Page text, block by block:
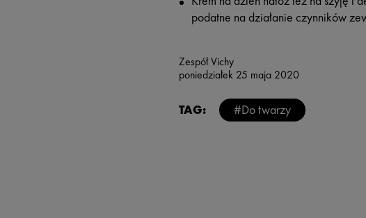
podatne na działanie czynników
Zespół Vichy
poniedziałek 25 maja 2020
TAG: #Do twarzy